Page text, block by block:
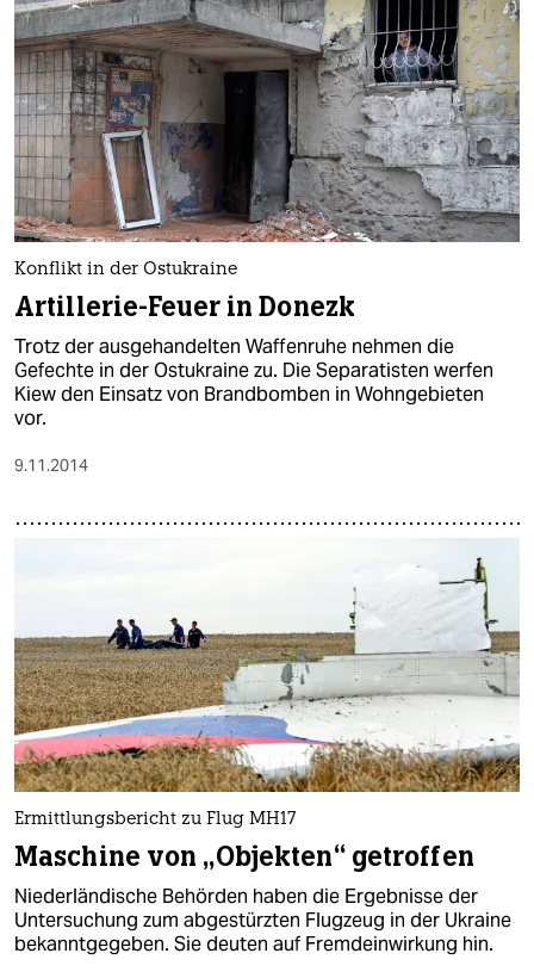
Konflikt in der Ostukraine
Artillerie-Feuer in Donezk
Trotz der ausgehandelten Waffenruhe nehmen die
Gefechte in der Ostukraine zu. Die Separatisten werfen
Kiew den Einsatz von Brandbomben in Wohngebieten
vor.
9.11.2014
Ermittlungsbericht zu Flug MH17
Maschine von „Objekten“ getroffen
Niederländische Behörden haben die Ergebnisse der
Untersuchung zum abgestürzten Flugzeug in der Ukraine
bekanntgegeben. Sie deuten auf Fremdeinwirkung hin.